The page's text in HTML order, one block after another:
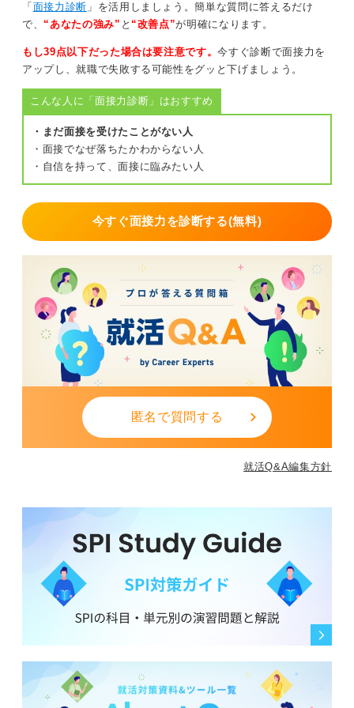
障害者枠や服薬も選択肢に入れハードルを下げよ
う！
合理的配慮をしてもらえるということを就職活動のなか
ていただくと良いでしょう。正直、大手企業のハードル
またADHDなどは最近良いお薬も出ていて散らかった答
えをするような思考が押さえられる薬もあるので、もし
診断は出ていて薬も飲んでいないようでしたら、医師に
「 面接力診断 」を活用しましょう。簡単な質問に答えるだけ
で、 “あなたの強み” と “改善点”が明確になります。
もし39点以下だった場合は要注意です。今すぐ診断で面接力を
アップし、就職で失敗する可能性をグッと下げましょう。
こんな人に「面接力診断」はおすすめ
・まだ面接を受けたことがない人
・面接でなぜ落ちたかわからない人
・自信を持って、面接に臨みたい人
今すぐ面接力を診断する(無料)
匿名で質問する
就活Q&A編集方針